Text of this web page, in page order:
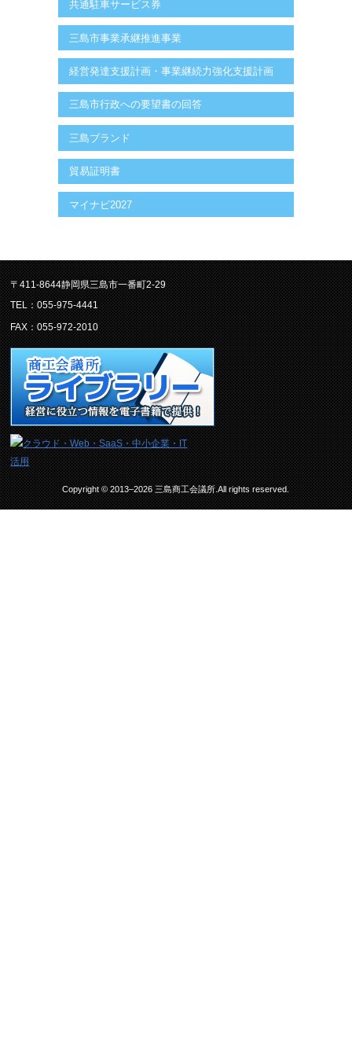
共通駐車サービス券
三島市事業承継推進事業
経営発達支援計画・事業継続力強化支援計画
三島市行政への要望書の回答
三島ブランド
貿易証明書
マイナビ2027
〒411-8644静岡県三島市一番町2-29
TEL：055-975-4441
FAX：055-972-2010
Copyright © 2013–2026 三島商工会議所.All rights reserved.